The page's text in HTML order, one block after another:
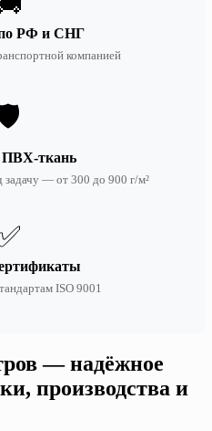
по РФ и СНГ
компанией
ткань
— от 300 до 900 г/м²
ISO 9001
— надёжное
производства и